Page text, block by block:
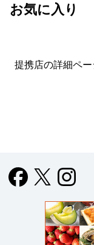
お気に入り
提携店の詳細ペ